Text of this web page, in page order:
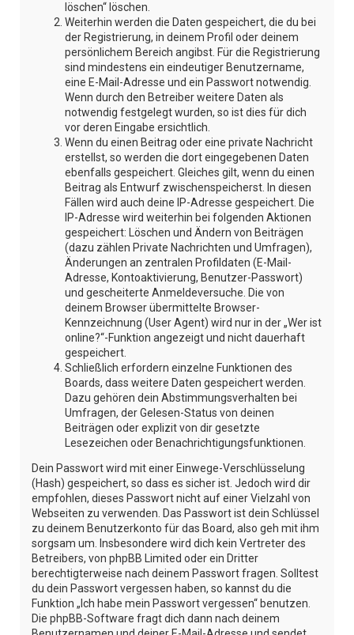
löschen“ löschen.
Weiterhin werden die Daten gespeichert, die du bei
der Registrierung, in deinem Profil oder deinem
persönlichem Bereich angibst. Für die Registrierung
sind mindestens ein eindeutiger Benutzername,
eine E-Mail-Adresse und ein Passwort notwendig.
Wenn durch den Betreiber weitere Daten als
notwendig festgelegt wurden, so ist dies für dich
vor deren Eingabe ersichtlich.
Wenn du einen Beitrag oder eine private Nachricht
erstellst, so werden die dort eingegebenen Daten
ebenfalls gespeichert. Gleiches gilt, wenn du einen
Beitrag als Entwurf zwischenspeicherst. In diesen
Fällen wird auch deine IP-Adresse gespeichert. Die
IP-Adresse wird weiterhin bei folgenden Aktionen
gespeichert: Löschen und Ändern von Beiträgen
(dazu zählen Private Nachrichten und Umfragen),
Änderungen an zentralen Profildaten (E-Mail-
Adresse, Kontoaktivierung, Benutzer-Passwort)
und gescheiterte Anmeldeversuche. Die von
deinem Browser übermittelte Browser-
Kennzeichnung (User Agent) wird nur in der „Wer ist
online?“-Funktion angezeigt und nicht dauerhaft
gespeichert.
Schließlich erfordern einzelne Funktionen des
Boards, dass weitere Daten gespeichert werden.
Dazu gehören dein Abstimmungsverhalten bei
Umfragen, der Gelesen-Status von deinen
Beiträgen oder explizit von dir gesetzte
Lesezeichen oder Benachrichtigungsfunktionen.
Dein Passwort wird mit einer Einwege-Verschlüsselung
(Hash) gespeichert, so dass es sicher ist. Jedoch wird dir
empfohlen, dieses Passwort nicht auf einer Vielzahl von
Webseiten zu verwenden. Das Passwort ist dein Schlüssel
zu deinem Benutzerkonto für das Board, also geh mit ihm
sorgsam um. Insbesondere wird dich kein Vertreter des
Betreibers, von phpBB Limited oder ein Dritter
berechtigterweise nach deinem Passwort fragen. Solltest
du dein Passwort vergessen haben, so kannst du die
Funktion „Ich habe mein Passwort vergessen“ benutzen.
Die phpBB-Software fragt dich dann nach deinem